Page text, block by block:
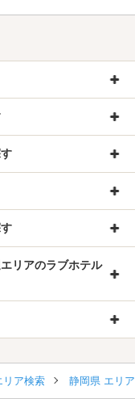
リアのラブホテル
リア検索 静岡県 エリ